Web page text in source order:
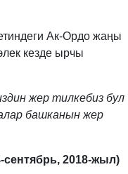
Ак-Ордо жаңы
кезде ырчы
жер тилкебиз бул
башканын жер
сентябрь, 2018-жыл)